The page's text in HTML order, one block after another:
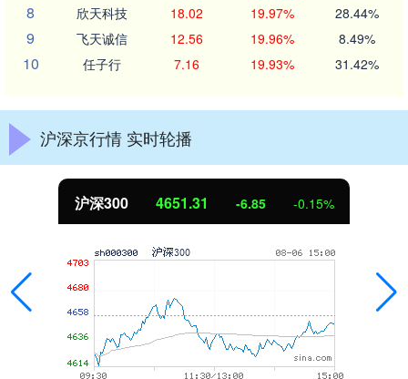
8 欣天科技 18.02 19.97% 28.44%
9 飞天诚信 12.56 19.96% 8.49%
10 任子行 7.16 19.93% 31.42%
沪深京行情 实时轮播
北证50 1122.88 3.42 0.30%